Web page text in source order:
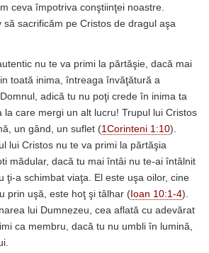
ceva împotriva conştiinţei noastre.
să sacrificăm pe Cristos de dragul aşa
nu te va primi la părtăşie, dacă mai
toată inima, întreaga învăţătură a
adică tu nu poţi crede în inima ta
la care mergi un alt lucru! Trupul lui Cristos
un gând, un suflet (1Corinteni 1:10).
lui Cristos nu te va primi la părtăşia
mădular, dacă tu mai întâi nu te-ai întâlnit
ţi-a schimbat viaţa. El este uşa oilor, cine
prin uşă, este hoţ şi tâlhar ( Ioan 10:1-4).
lui Dumnezeu, cea aflată cu adevărat
ca membru, dacă tu nu umbli în lumină,